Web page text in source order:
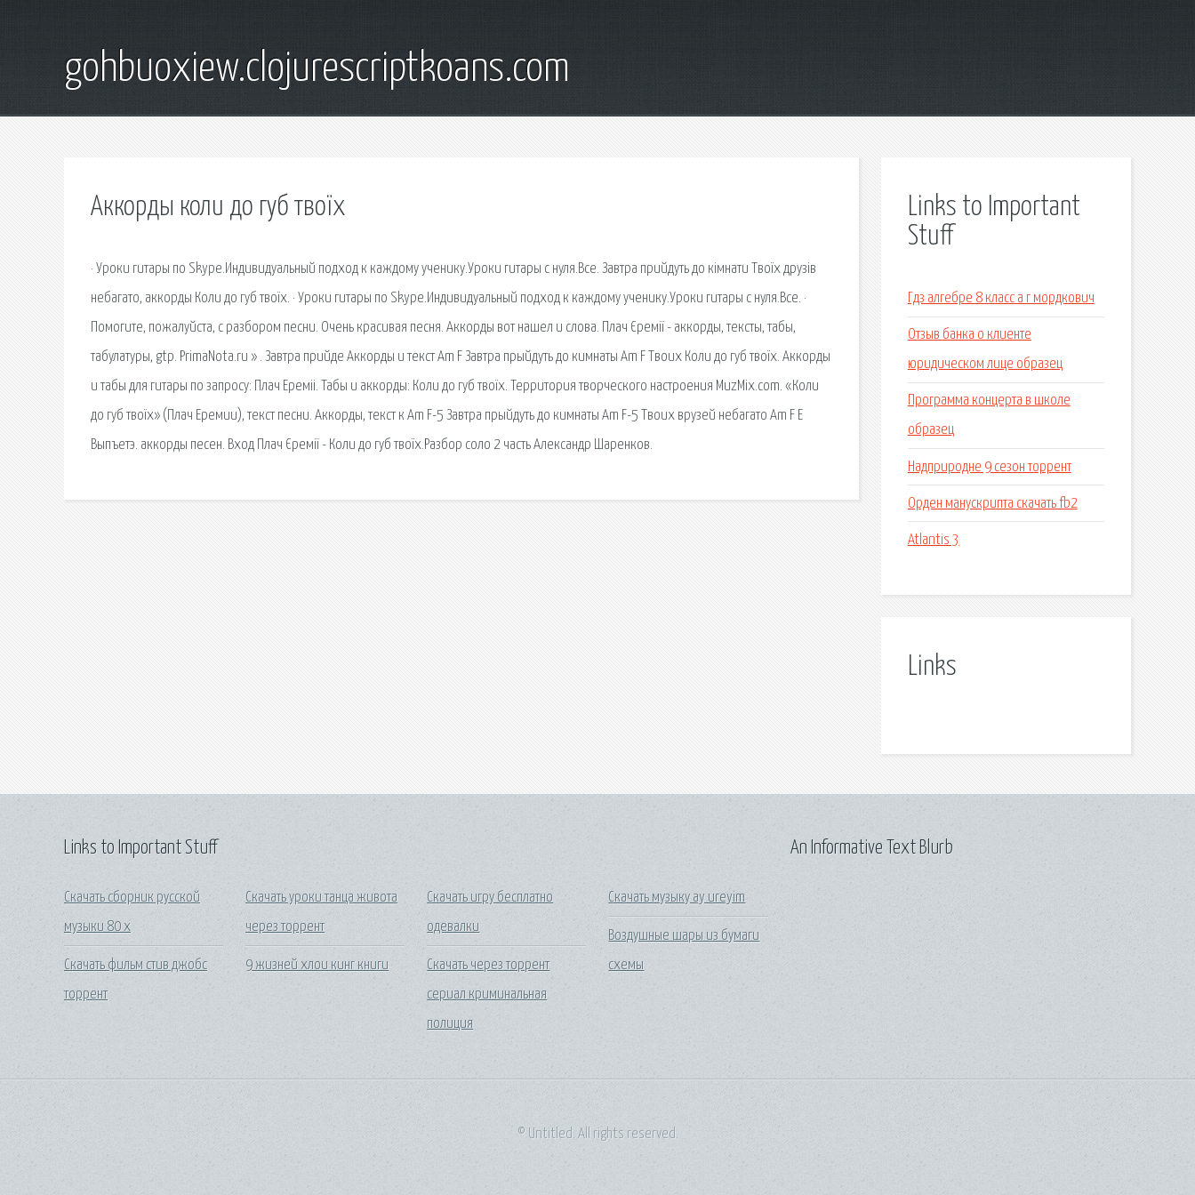
gohbuoxiew.clojurescriptkoans.com
Аккорды коли до губ твоїх
· Уроки гитары по Skype.Индивидуальный подход к каждому ученику.Уроки гитары с нуля.Все. Завтра прийдуть до кімнати Твоїх друзів
небагато, аккорды Коли до губ твоїх. · Уроки гитары по Skype.Индивидуальный подход к каждому ученику.Уроки гитары с нуля.Все. ·
Помогите, пожалуйста, с разбором песни. Очень красивая песня. Аккорды вот нашел и слова. Плач Єремії - аккорды, тексты, табы,
табулатуры, gtp. PrimaNota.ru » . Завтра прийде Аккорды и текст Am F Завтра прыйдуть до кимнаты Am F Твоих Коли до губ твоїх. Аккорды
и табы для гитары по запросу: Плач Еремii. Табы и аккорды: Коли до губ твоїх. Территория творческого настроения MuzMix.com. «Коли
до губ твоїх» (Плач Еремии), текст песни. Аккорды, текст к Am F-5 Завтра прыйдуть до кимнаты Am F-5 Твоих врузей небагато Am F E
Выпъетэ. аккорды песен. Вход Плач Єремії - Коли до губ твоїх.Разбор соло 2 часть Александр Шаренков.
Links to Important
Stuff
Гдз алгебре 8 класс а г мордкович
Отзыв банка о клиенте
юридическом лице образец
Программа концерта в школе
образец
Надприродне 9 сезон торрент
Орден манускрипта скачать fb2
Atlantis 3
Links
Links to Important Stuff
Скачать сборник русской
музыки 80 х
Скачать фильм стив джобс
торрент
Скачать уроки танца живота
через торрент
9 жизней хлои кинг книги
Скачать игру бесплатно
одевалки
Скачать через торрент
сериал криминальная
полиция
Скачать музыку ay ureyim
Воздушные шары из бумаги
схемы
An Informative Text Blurb
© Untitled. All rights reserved.